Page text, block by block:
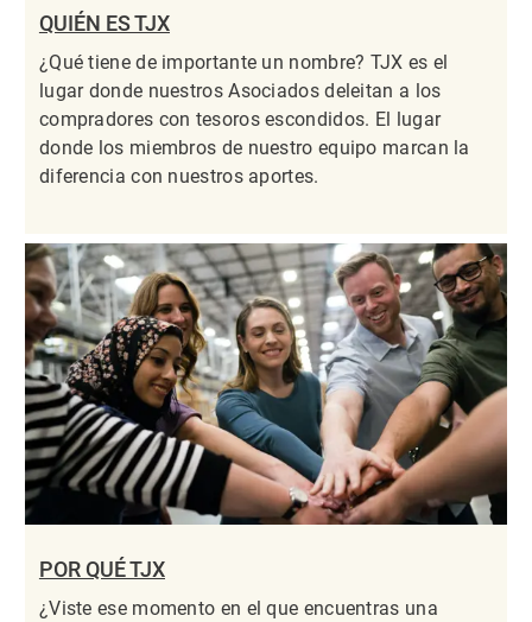
QUIÉN ES TJX
¿Qué tiene de importante un nombre? TJX es el
lugar donde nuestros Asociados deleitan a los
compradores con tesoros escondidos. El lugar
donde los miembros de nuestro equipo marcan la
diferencia con nuestros aportes.
POR QUÉ TJX
¿Viste ese momento en el que encuentras una